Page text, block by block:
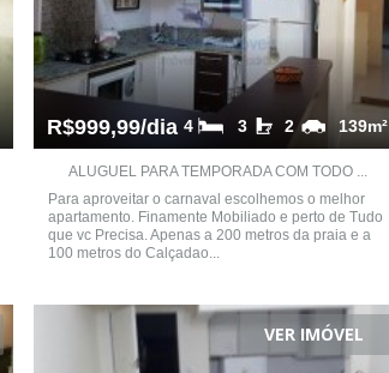
R$999,99/dia 139m²
2
3
4
ALUGUEL PARA TEMPORADA COM TODO ...
Para aproveitar o carnaval escolhemos o melhor
apartamento. Finamente Mobiliado e perto de Tudo
que vc Precisa. Apenas a 200 metros da praia e a
100 metros do Calçadao...
VER IMÓVEL